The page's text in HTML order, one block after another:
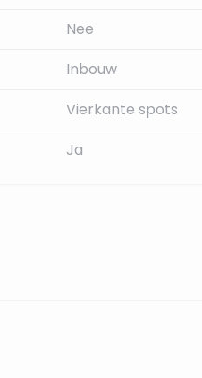
Nee
Inbouw
Vierkante spots
Ja